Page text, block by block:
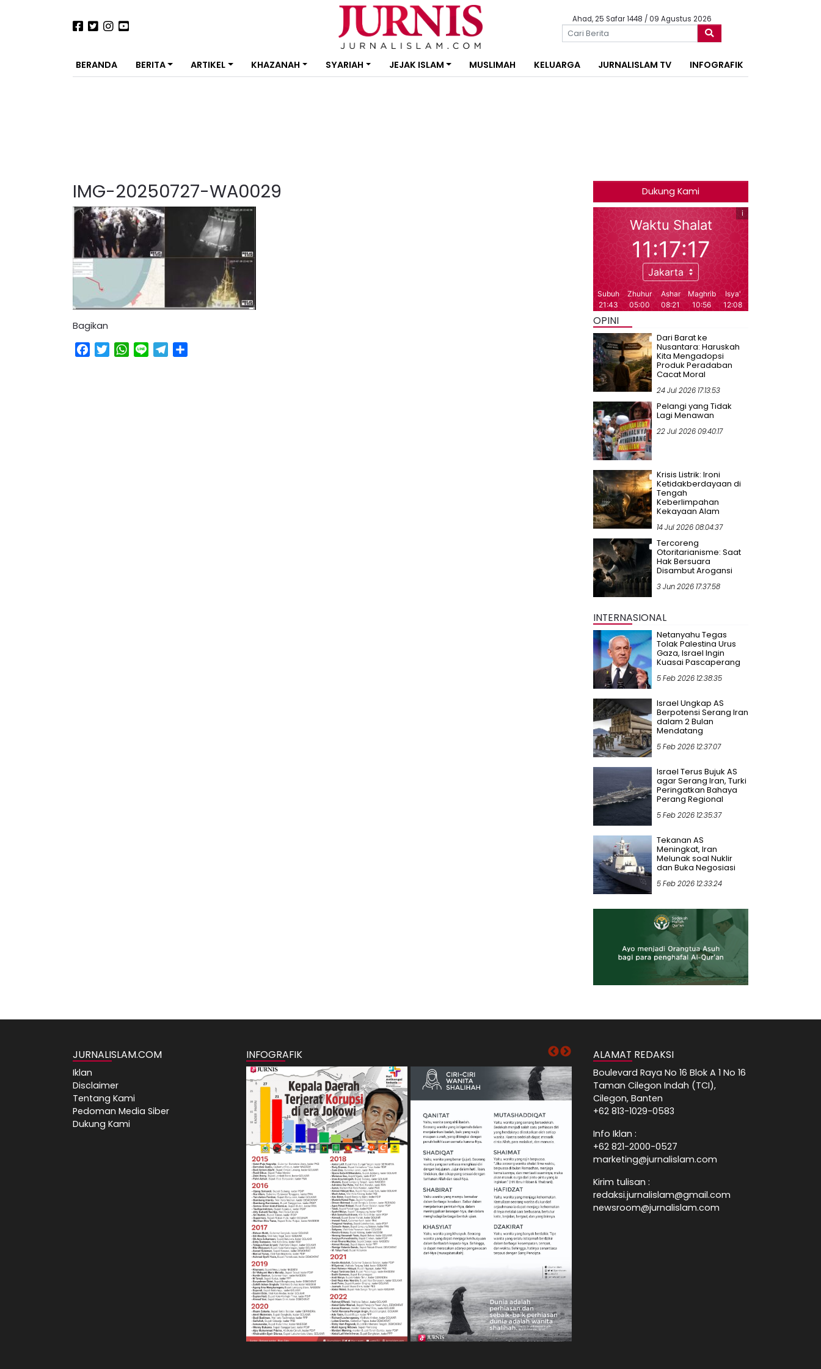
Ahad, 25 Safar 1448 / 09 Agustus 2026
BERANDA BERITA ARTIKEL KHAZANAH SYARIAH JEJAK ISLAM MUSLIMAH KELUARGA JURNALISLAM TV INFOGRAFIK
IMG-20250727-WA0029
Bagikan
Facebook
TwitterWhatsApp
Line Telegram
Dukung Kami
OPINI
Dari Barat ke
Nusantara: Haruskah
Kita Mengadopsi
Produk Peradaban
Cacat Moral
24 Jul 2026 17:13:53
Pelangi yang Tidak
Lagi Menawan
22 Jul 2026 09:40:17
Krisis Listrik: Ironi
Ketidakberdayaan di
Tengah
Keberlimpahan
Kekayaan Alam
14 Jul 2026 08:04:37
Tercoreng
Otoritarianisme: Saat
Hak Bersuara
Disambut Arogansi
3 Jun 2026 17:37:58
INTERNASIONAL
Netanyahu Tegas
Tolak Palestina Urus
Gaza, Israel Ingin
Kuasai Pascaperang
5 Feb 2026 12:38:35
Israel Ungkap AS
Berpotensi Serang Iran
dalam 2 Bulan
Mendatang
5 Feb 2026 12:37:07
Israel Terus Bujuk AS
agar Serang Iran, Turki
Peringatkan Bahaya
Perang Regional
5 Feb 2026 12:35:37
Tekanan AS
Meningkat, Iran
Melunak soal Nuklir
dan Buka Negosiasi
5 Feb 2026 12:33:24
JURNALISLAM.COM
Iklan
Disclaimer
Tentang Kami
Pedoman Media Siber
Dukung Kami
INFOGRAFIK ALAMAT REDAKSI
Boulevard Raya No 16 Blok A 1 No 16
Taman Cilegon Indah (TCI),
Cilegon, Banten
+62 813-1029-0583
Info Iklan :
+62 821-2000-0527
marketing@jurnalislam.com
Kirim tulisan :
redaksi.jurnalislam@gmail.com
newsroom@jurnalislam.com